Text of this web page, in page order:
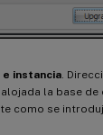
instancia.
la base de
como se